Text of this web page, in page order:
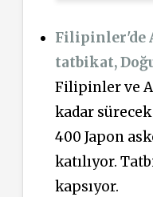
Filipinler'de
tatbikat,
Filipinler ve
kadar
400 Japon
katılıyor.
kapsıyor.